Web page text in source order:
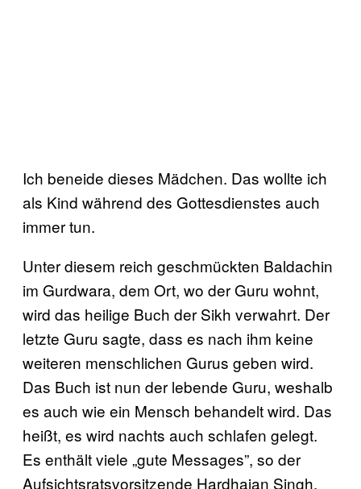
Ich beneide dieses Mädchen. Das wollte ich
als Kind während des Gottesdienstes auch
immer tun.
Unter diesem reich geschmückten Baldachin
im Gurdwara, dem Ort, wo der Guru wohnt,
wird das heilige Buch der Sikh verwahrt. Der
letzte Guru sagte, dass es nach ihm keine
weiteren menschlichen Gurus geben wird.
Das Buch ist nun der lebende Guru, weshalb
es auch wie ein Mensch behandelt wird. Das
heißt, es wird nachts auch schlafen gelegt.
Es enthält viele „gute Messages”, so der
Aufsichtsratsvorsitzende Hardhajan Singh.